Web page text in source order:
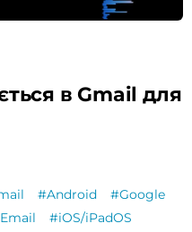
в Gmail для
#Android
#Google
#iOS/iPadOS